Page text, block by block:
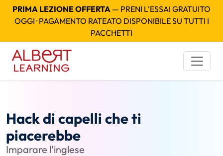
PRIMA LEZIONE OFFERTA — PRENI L'ESSAI GRATUITO
OGGI · PAGAMENTO RATEATO DISPONIBILE SU TUTTI I
PACCHETTI
Hack di capelli che ti
piacerebbe
Imparare l'inglese